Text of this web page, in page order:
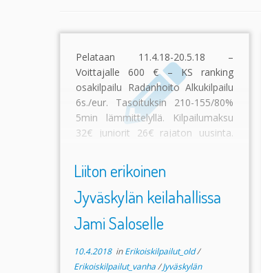
Pelataan 11.4.18-20.5.18 –
Voittajalle 600 € – KS ranking
osakilpailu Radanhoito Alkukilpailu
6s./eur. Tasoituksin 210-155/80%
5min lämmittelyllä. Kilpailumaksu
32€ juniorit 26€ rajaton uusinta.
sekä kolmanteen kilpailuerään.
Viimeiset […]
Liiton erikoinen
Jyväskylän keilahallissa
Jami Saloselle
10.4.2018inErikoiskilpailut_old/
Erikoiskilpailut_vanha/Jyväskylän